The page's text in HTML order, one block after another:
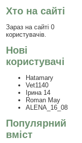
Хто на сайті
Зараз на сайті 0
користувачів.
Нові
користувачі
Hatamary
Vet1140
Ірина 14
Roman May
ALENA_16_08
Популярний
вміст